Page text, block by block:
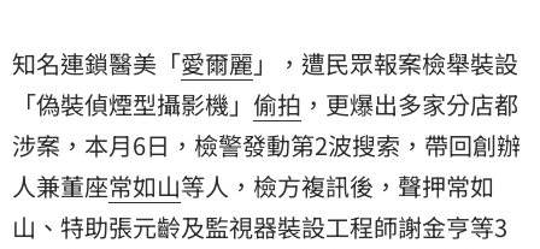
滅證等行為。
知名連鎖醫美「愛爾麗 」，遭民眾報案檢舉裝設
「偽裝偵煙型攝影機」 偷拍 ，更爆出多家分店都
涉案，本月6日，檢警發動第2波搜索，帶回創辦
人兼董座常如山等人，檢方複訊後，聲押常如
山、特助張元齡及監視器裝設工程師謝金亨等3